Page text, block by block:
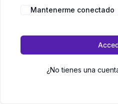
Mantenerme conectado
¿No tienes una